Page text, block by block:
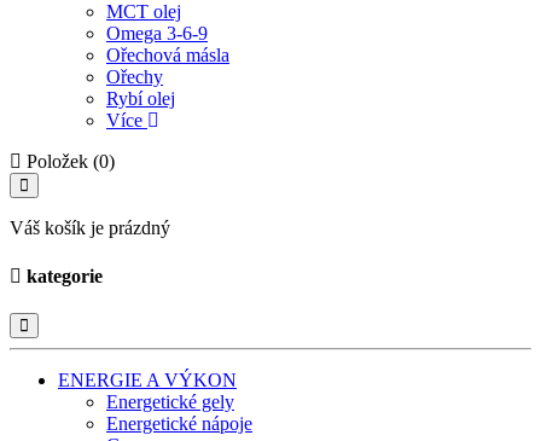
MCT olej
Omega 3-6-9
Ořechová másla
Ořechy
Rybí olej
Více
Položek (0)
Váš košík je prázdný
kategorie
ENERGIE A VÝKON
Energetické gely
Energetické nápoje